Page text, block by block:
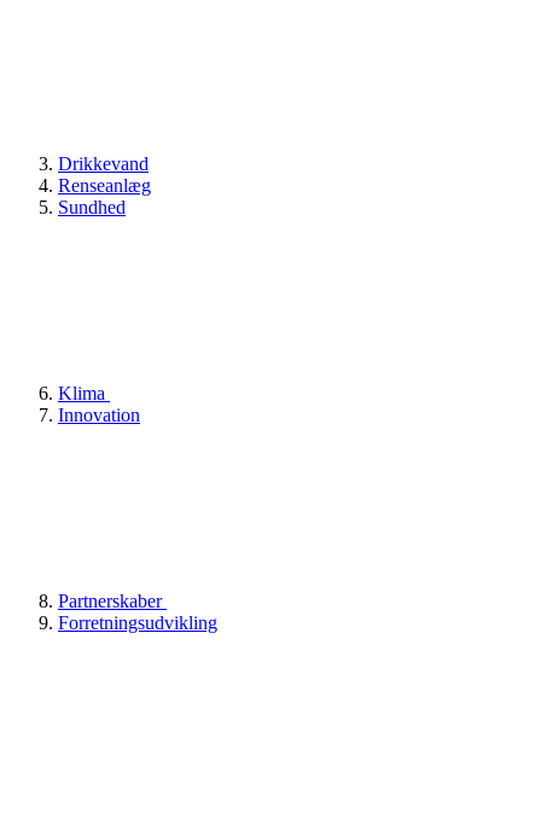
Drikkevand
Renseanlæg
Sundhed
Klima
Innovation
Partnerskaber
Forretningsudvikling